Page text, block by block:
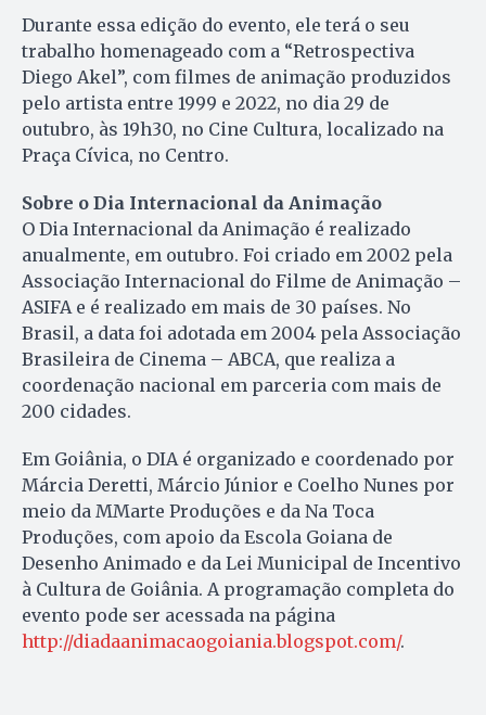
Durante essa edição do evento, ele terá o seu
trabalho homenageado com a “Retrospectiva
Diego Akel”, com filmes de animação produzidos
pelo artista entre 1999 e 2022, no dia 29 de
outubro, às 19h30, no Cine Cultura, localizado na
Praça Cívica, no Centro.
Sobre o Dia Internacional da Animação
O Dia Internacional da Animação é realizado
anualmente, em outubro. Foi criado em 2002 pela
Associação Internacional do Filme de Animação –
ASIFA e é realizado em mais de 30 países. No
Brasil, a data foi adotada em 2004 pela Associação
Brasileira de Cinema – ABCA, que realiza a
coordenação nacional em parceria com mais de
200 cidades.
Em Goiânia, o DIA é organizado e coordenado por
Márcia Deretti, Márcio Júnior e Coelho Nunes por
meio da MMarte Produções e da Na Toca
Produções, com apoio da Escola Goiana de
Desenho Animado e da Lei Municipal de Incentivo
à Cultura de Goiânia. A programação completa do
evento pode ser acessada na página
http://diadaanimacaogoiania.blogspot.com/.